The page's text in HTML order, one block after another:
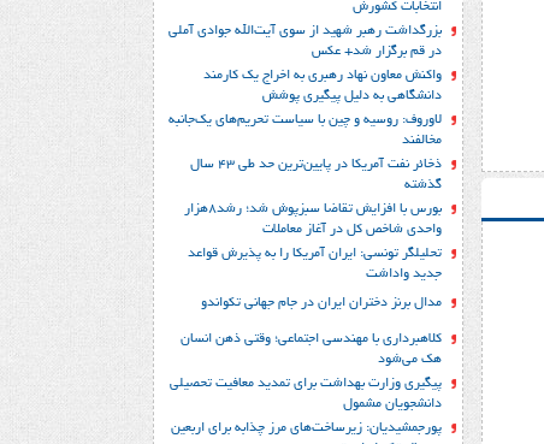
انتخابات کشورش
بزرگداشت رهبر شهید از سوی آیت‌الله جوادی آملی
در قم برگزار شد+ عکس
واکنش معاون نهاد رهبری به اخراج یک کارمند
دانشگاهی به دلیل پیگیری پوشش
لاوروف: روسیه و چین با سیاست تحریم‌های یک‌جانبه
مخالفند
ذخائر نفت آمریکا در پایین‌ترین حد طی 43 سال
گذشته
بورس با افزایش تقاضا سبزپوش شد؛ رشد8هزار
واحدی شاخص کل در آغاز معاملات
تحلیلگر تونسی: ایران آمریکا را به پذیرش قواعد
جدید واداشت
مدال برنز دختران ایران در جام جهانی تکواندو
کلاهبرداری با مهندسی اجتماعی؛ وقتی ذهن انسان
هک می‌شود
پیگیری وزارت بهداشت برای تمدید معافیت تحصیلی
دانشجویان مشمول
پورجمشیدیان: زیرساخت‌های مرز چذابه برای اربعین